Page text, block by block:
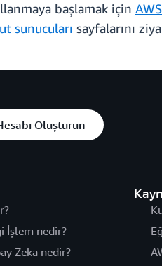
başlamak için
sunucuları sayfalarını
Oluşturun
İşlem nedir?
Zeka nedir?